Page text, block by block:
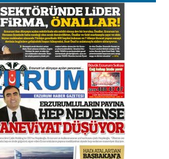
ERKON’da
taşırken,
aşağı
bir şehir, bir
Dizginler kimin
Salı
Yılmaz
DEĞİL, BİR ÖMÜR
“NEDEN
ÜNİVERSİTESİ?”
2026 Salı